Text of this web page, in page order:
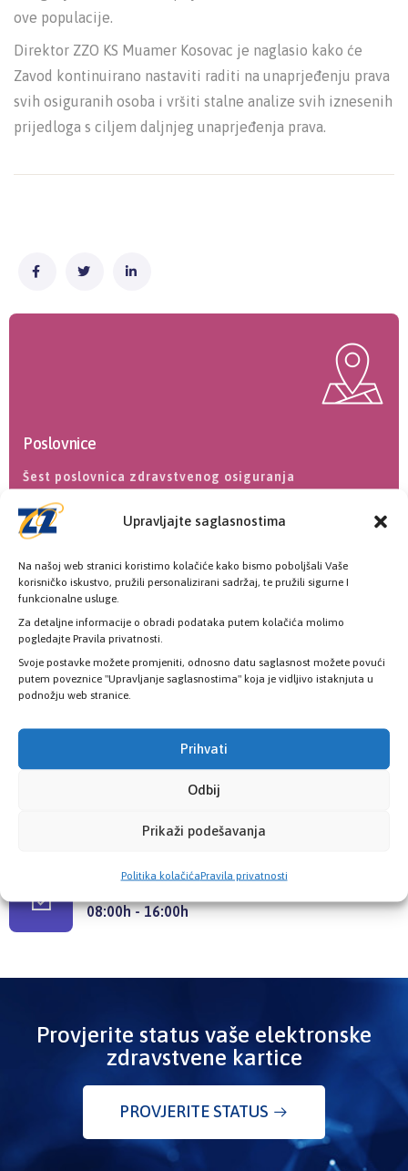
Upravljajte saglasnostima
Na našoj web stranici koristimo kolačiće kako bismo poboljšali Vaše
korisničko iskustvo, pružili personalizirani sadržaj, te pružili sigurne I
funkcionalne usluge.
Za detaljne informacije o obradi podataka putem kolačića molimo
pogledajte Pravila privatnosti.
Svoje postavke možete promjeniti, odnosno datu saglasnost možete povući
putem poveznice "Upravljanje saglasnostima" koja je vidljivo istaknjuta u
podnožju web stranice.
Prihvati
Odbij
Prikaži podešavanja
Politika kolačićaPravila privatnosti
ove populacije.
Direktor ZZO KS Muamer Kosovac je naglasio kako će
Zavod kontinuirano nastaviti raditi na unaprjeđenju prava
svih osiguranih osoba i vršiti stalne analize svih iznesenih
prijedloga s ciljem daljnjeg unaprjeđenja prava.
Poslovnice
Šest poslovnica zdravstvenog osiguranja
KONTAKT INFORMACIJE
Pozovite nas
+387 33 725 200
+387 33 725 257
info@kzzosa.ba
Ložionička br.2, 71 000 Sarajevo
08:00h - 16:00h
Provjerite status vaše elektronske
zdravstvene kartice
PROVJERITE STATUS